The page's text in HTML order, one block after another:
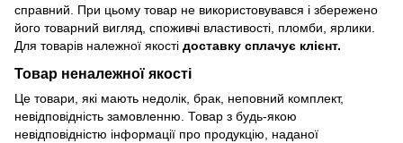
справний. При цьому товар не використовувався і збережено
його товарний вигляд, споживчі властивості, пломби, ярлики.
Для товарів належної якості доставку сплачує клієнт.
Товар неналежної якості
Це товари, які мають недолік, брак, неповний комплект,
невідповідність замовленню. Товар з будь-якою
невідповідністю інформації про продукцію, наданої